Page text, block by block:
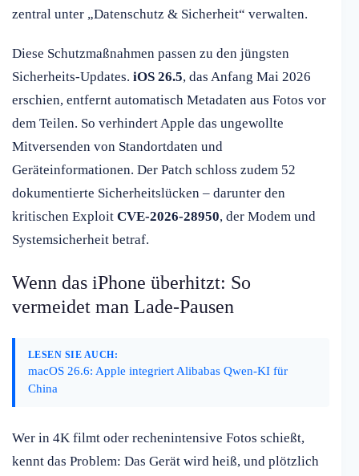
zentral unter „Datenschutz & Sicherheit“ verwalten.
Diese Schutzmaßnahmen passen zu den jüngsten
Sicherheits-Updates. iOS 26.5, das Anfang Mai 2026
erschien, entfernt automatisch Metadaten aus Fotos vor
dem Teilen. So verhindert Apple das ungewollte
Mitversenden von Standortdaten und
Geräteinformationen. Der Patch schloss zudem 52
dokumentierte Sicherheitslücken – darunter den
kritischen Exploit CVE-2026-28950, der Modem und
Systemsicherheit betraf.
Wenn das iPhone überhitzt: So
vermeidet man Lade-Pausen
LESEN SIE AUCH:
macOS 26.6: Apple integriert Alibabas Qwen-KI für
China
Wer in 4K filmt oder rechenintensive Fotos schießt,
kennt das Problem: Das Gerät wird heiß, und plötzlich